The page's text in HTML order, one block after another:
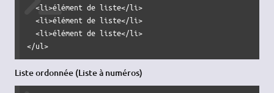
  <li>élément de liste</li>
  <li>élément de liste</li>
  <li>élément de liste</li>
</ul>
Liste ordonnée (Liste à numéros)